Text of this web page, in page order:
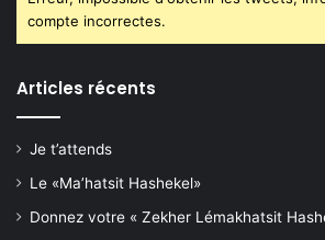
compte incorrectes.
Articles récents
Je t’attends
Le «Ma’hatsit Hashekel»
Donnez votre « Zekher Lémakhatsit